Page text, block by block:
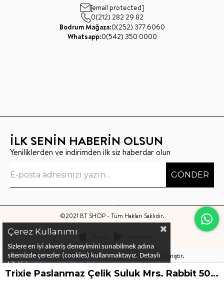
[email protected]
0(212) 282 29 82
Bodrum Mağaza:0(252) 377 6060
Whatsapp:0(542) 350 0000
İLK SENİN HABERİN OLSUN
Yeniliklerden ve indirimden ilk siz haberdar olun
GÖNDER
©2021 BT SHOP - Tüm Hakları Saklıdır.
Bu sitenin kurulumuKeyo Digitaltarafından yapılmıştır.
Çerez Kullanımı
Sizlere en iyi alıveriş deneyimini sunabilmek adına
sitemizde çerezler (cookies) kullanmaktayız. Detaylı
bilgi için KVKK ve Gizlilik Politikası veÇerez
Politikalarını inceleyebilirsiniz Trixie Paslanmaz Çelik Suluk Mrs. Rabbit 500 ml